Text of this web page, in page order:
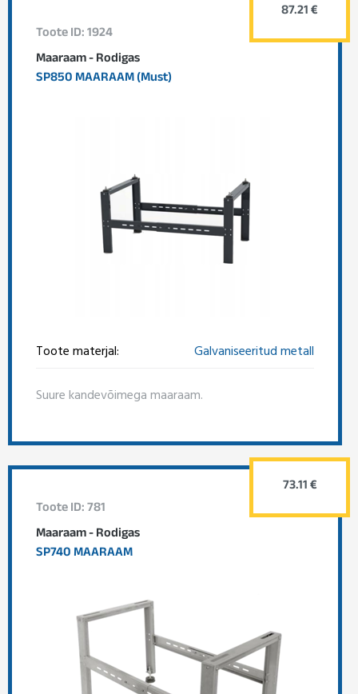
Toote ID: 1924
Maaraam - Rodigas
SP850 MAARAAM (Must)
Toote materjal: Galvaniseeritud metall
Suure kandevõimega maaraam.
87.21 €
Toote ID: 781
Maaraam - Rodigas
SP740 MAARAAM
73.11 €